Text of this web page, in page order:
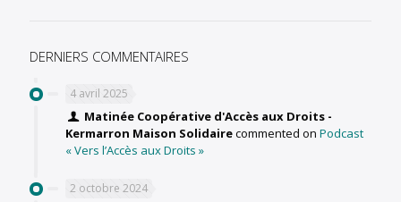
DERNIERS COMMENTAIRES
4 avril 2025
Matinée Coopérative d'Accès aux Droits -
Kermarron Maison Solidairecommented on Podcast
« Vers l’Accès aux Droits »
2 octobre 2024